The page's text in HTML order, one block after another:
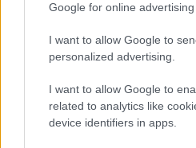
Google for online advertising
I want to allow Google to
personalized advertising.
I want to allow Google to
related to analytics like
device identifiers in apps.
GAMING NEWS